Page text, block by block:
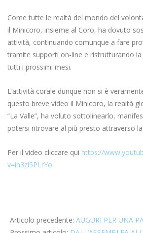
Come tutte le realtà del mondo del
il Minicoro, insieme al Coro, ha dovuto
attività, continuando comunque a fare
tramite supporti on-line e ristrutturando
tutti i prossimi mesi.
L’attività corale dunque non si è
questo breve video il Minicoro, la realtà
“La Valle”, ha voluto sottolinearlo,
potersi ritrovare al più presto attraverso la
Per il video cliccare qui https://
v=ih3zl5PLrYo
05-
Articolo precedente: AUGURI PER UNA